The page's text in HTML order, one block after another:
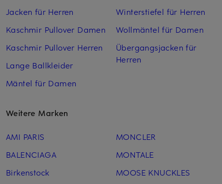
Jacken für Herren
Kaschmir Pullover Damen
Kaschmir Pullover Herren
Lange Ballkleider
Mäntel für Damen
Winterstiefel für Herren
Wollmäntel für Damen
Übergangsjacken für
Herren
Weitere Marken
AMI PARIS
BALENCIAGA
Birkenstock
MONCLER
MONTALE
MOOSE KNUCKLES